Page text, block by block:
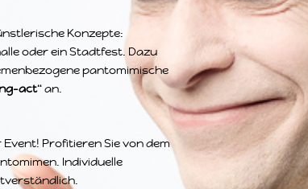
Konzepte:
oder ein Stadtfest. Dazu
pantomimische
act“ an.
Profitieren Sie von dem
Individuelle